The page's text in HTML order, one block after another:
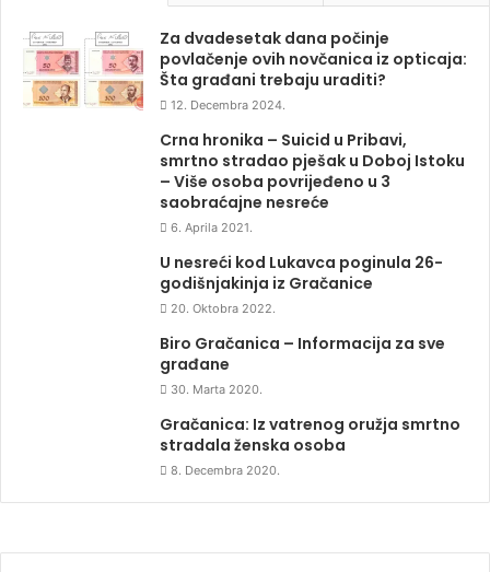
Za dvadesetak dana počinje
povlačenje ovih novčanica iz opticaja:
Šta građani trebaju uraditi?
12. Decembra 2024.
Crna hronika – Suicid u Pribavi,
smrtno stradao pješak u Doboj Istoku
– Više osoba povrijeđeno u 3
saobraćajne nesreće
6. Aprila 2021.
U nesreći kod Lukavca poginula 26-
godišnjakinja iz Gračanice
20. Oktobra 2022.
Biro Gračanica – Informacija za sve
građane
30. Marta 2020.
Gračanica: Iz vatrenog oružja smrtno
stradala ženska osoba
8. Decembra 2020.